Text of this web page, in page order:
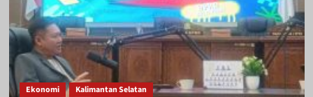
Ekonomi Kalimantan Selatan